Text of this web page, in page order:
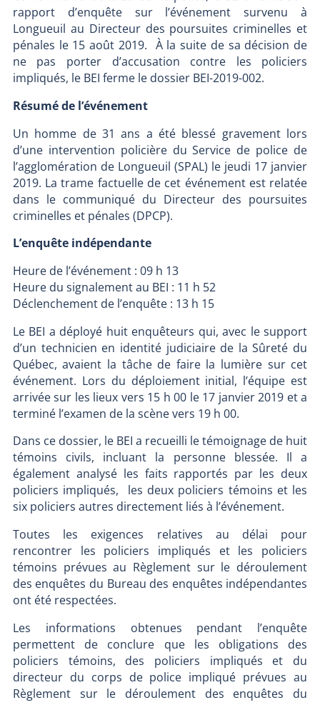
rapport d’enquête sur l’événement survenu à
Longueuil au Directeur des poursuites criminelles et
pénales le 15 août 2019. À la suite de sa décision de
ne pas porter d’accusation contre les policiers
impliqués, le BEI ferme le dossier BEI-2019-002.
Résumé de l’événement
Un homme de 31 ans a été blessé gravement lors
d’une intervention policière du Service de police de
l’agglomération de Longueuil (SPAL) le jeudi 17 janvier
2019. La trame factuelle de cet événement est relatée
dans le communiqué du Directeur des poursuites
criminelles et pénales (DPCP).
L’enquête indépendante
Heure de l’événement : 09 h 13
Heure du signalement au BEI : 11 h 52
Déclenchement de l’enquête : 13 h 15
Le BEI a déployé huit enquêteurs qui, avec le support
d’un technicien en identité judiciaire de la Sûreté du
Québec, avaient la tâche de faire la lumière sur cet
événement. Lors du déploiement initial, l’équipe est
arrivée sur les lieux vers 15 h 00 le 17 janvier 2019 et a
terminé l’examen de la scène vers 19 h 00.
Dans ce dossier, le BEI a recueilli le témoignage de huit
témoins civils, incluant la personne blessée. Il a
également analysé les faits rapportés par les deux
policiers impliqués, les deux policiers témoins et les
six policiers autres directement liés à l’événement.
Toutes les exigences relatives au délai pour
rencontrer les policiers impliqués et les policiers
témoins prévues au Règlement sur le déroulement
des enquêtes du Bureau des enquêtes indépendantes
ont été respectées.
Les informations obtenues pendant l’enquête
permettent de conclure que les obligations des
policiers témoins, des policiers impliqués et du
directeur du corps de police impliqué prévues au
Règlement sur le déroulement des enquêtes du